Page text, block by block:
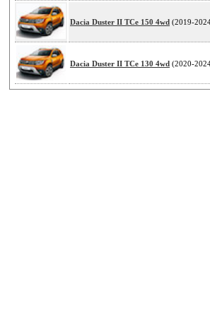
Dacia Duster II TCe 150 4wd (2019-
Dacia Duster II TCe 130 4wd (2020-